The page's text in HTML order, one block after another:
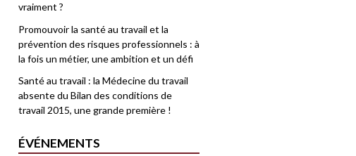
vraiment ?
Promouvoir la santé au travail et la
prévention des risques professionnels : à
la fois un métier, une ambition et un défi
Santé au travail : la Médecine du travail
absente du Bilan des conditions de
travail 2015, une grande première !
ÉVÉNEMENTS